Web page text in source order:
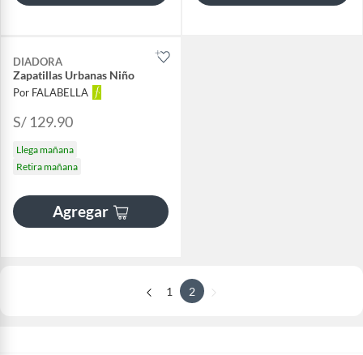
DIADORA
Zapatillas Urbanas Niño
Por FALABELLA
S/ 129.90
Llega mañana
Retira mañana
Agregar
1 2